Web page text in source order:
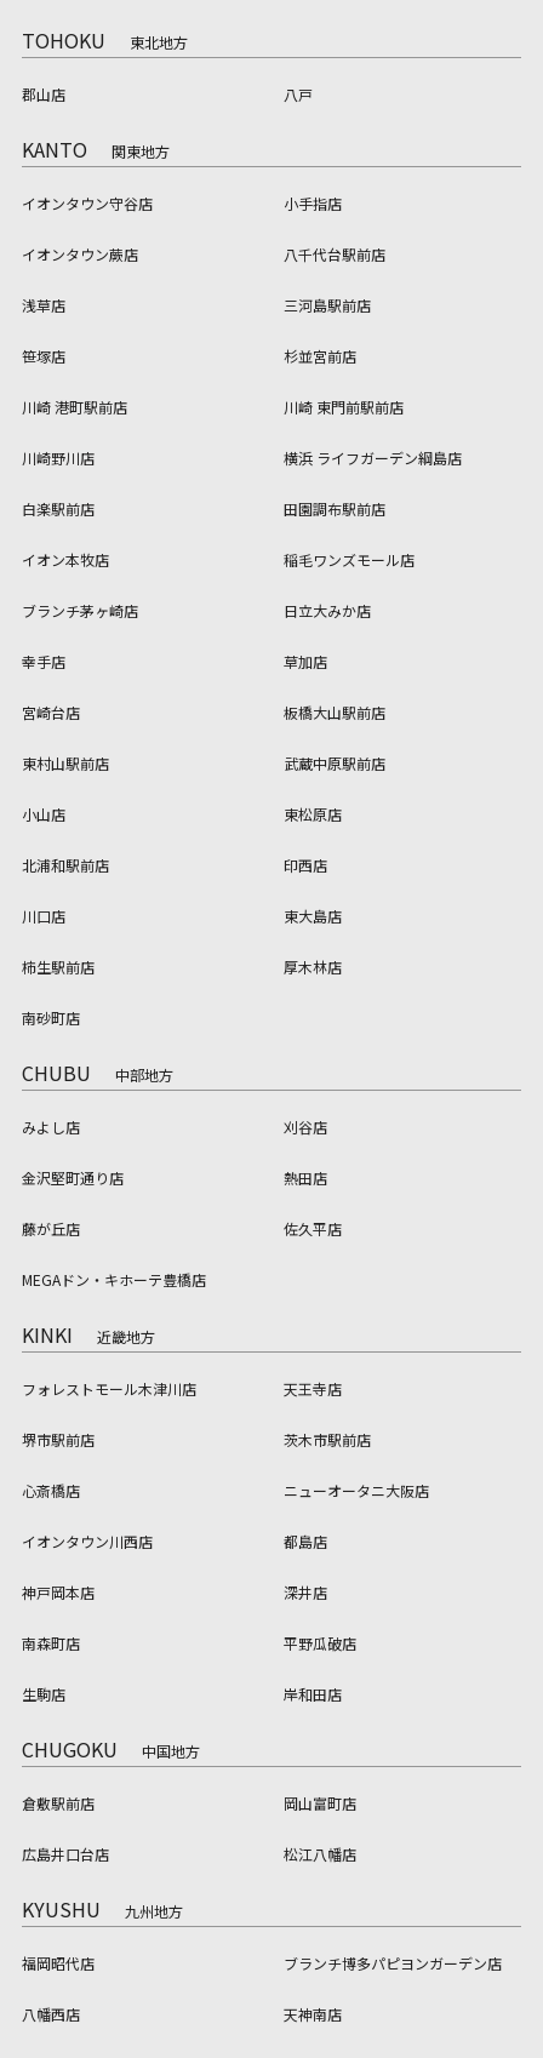
TOHOKU 東北地方
郡山店 八戸
KANTO 関東地方
イオンタウン守谷店 小手指店
イオンタウン蕨店 八千代台駅前店
浅草店 三河島駅前店
笹塚店 杉並宮前店
川崎 港町駅前店 川崎 東門前駅前店
川崎野川店 横浜 ライフガーデン綱島店
白楽駅前店 田園調布駅前店
イオン本牧店 稲毛ワンズモール店
ブランチ茅ヶ崎店 日立大みか店
幸手店 草加店
宮崎台店 板橋大山駅前店
東村山駅前店 武蔵中原駅前店
小山店 東松原店
北浦和駅前店 印西店
川口店 東大島店
柿生駅前店 厚木林店
南砂町店
CHUBU 中部地方
みよし店 刈谷店
金沢堅町通り店 熱田店
藤が丘店 佐久平店
MEGAドン・キホーテ豊橋店
KINKI 近畿地方
フォレストモール木津川店 天王寺店
堺市駅前店 茨木市駅前店
心斎橋店 ニューオータニ大阪店
イオンタウン川西店 都島店
神戸岡本店 深井店
南森町店 平野瓜破店
生駒店 岸和田店
CHUGOKU 中国地方
倉敷駅前店 岡山富町店
広島井口台店 松江八幡店
KYUSHU 九州地方
福岡昭代店 ブランチ博多パピヨンガーデン店
八幡西店 天神南店